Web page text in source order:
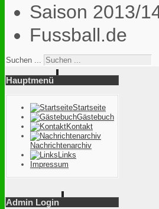
Saison 2013/
Fussball.de
Suchen ...
Hauptmenü
Startseite
Gästebuch
Kontakt
Nachrichtenarchiv
Links
Impressum
Admin Login